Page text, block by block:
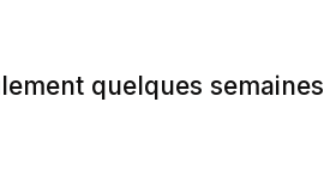
quelques semaines